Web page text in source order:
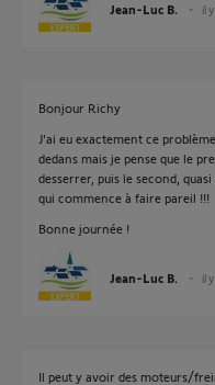
Jean-Luc B. il
Bonjour Richy
J'ai eu exactement ce
dedans mais je pense que le
desserrer, puis le second,
qui commence à faire pareil !!!
Bonne journée !
Jean-Luc B. il
Il peut y avoir des moteurs/